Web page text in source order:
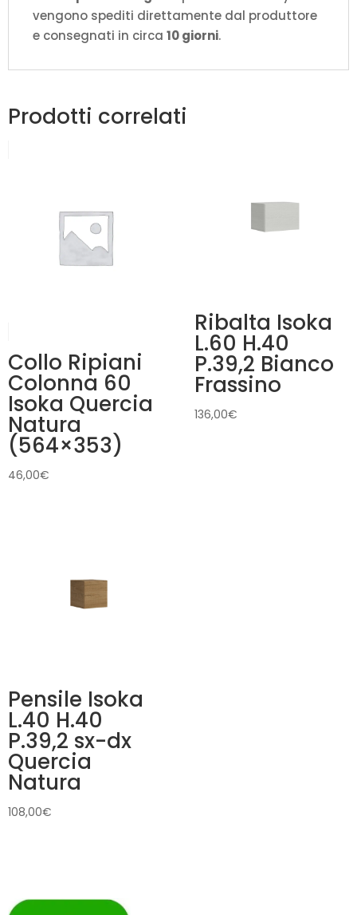
vengono spediti direttamente dal produttore
e consegnati in circa 10 giorni.
Prodotti correlati
Collo Ripiani
Colonna 60
Isoka Quercia
Natura
(564×353)
46,00€
Ribalta Isoka
L.60 H.40
P.39,2 Bianco
Frassino
136,00€
Pensile Isoka
L.40 H.40
P.39,2 sx-dx
Quercia
Natura
108,00€